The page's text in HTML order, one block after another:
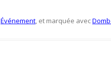
Événement, et marquée avec